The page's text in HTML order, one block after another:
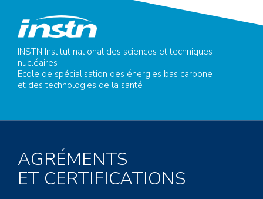
INSTN Institut national des sciences et techniques
nucléaires
Ecole de spécialisation des énergies bas carbone
et des technologies de la santé
AGRÉMENTS
ET CERTIFICATIONS